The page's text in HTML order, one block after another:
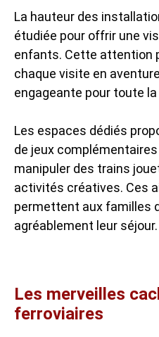
La hauteur des
étudiée pour offrir une
enfants. Cette attention
chaque visite en
engageante pour toute
Les espaces dédiés
de jeux
manipuler des trains
activités créatives. Ces
permettent aux familles
agréablement leur séjour.
Les merveilles
ferroviaires